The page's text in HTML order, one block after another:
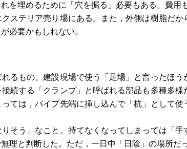
を埋めるために「穴を掘る」必要もある。費用
ステリア売り場にある。また，外側は樹脂だ
必要かもしれない。
るもの。建設現場で使う「足場」と言ったほ
続する「クランプ」と呼ばれる部品も多種多
ては，パイプ先端に挿し込んで「杭」として
そう」なこと。持てなくなってしまっては「
理と判断した。ただ，一日中「日陰」の場所だ